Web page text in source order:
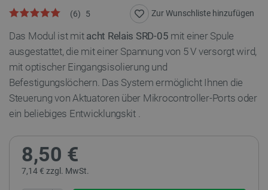
5
(6) Zur Wunschliste hinzufügen
Das Modul ist mit acht Relais SRD-05 mit einer Spule
ausgestattet, die mit einer Spannung von 5 V versorgt wird,
mit optischer Eingangsisolierung und
Befestigungslöchern. Das System ermöglicht Ihnen die
Steuerung von Aktuatoren über Mikrocontroller-Ports oder
ein beliebiges Entwicklungskit .
8,50 €
7,14 € zzgl. MwSt.